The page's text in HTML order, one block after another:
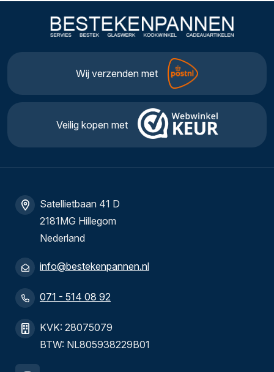
Wij verzenden met
Veilig kopen met
Satellietbaan 41 D
2181MG Hillegom
Nederland
info@bestekenpannen.nl
071 - 514 08 92
KVK: 28075079
BTW: NL805938229B01